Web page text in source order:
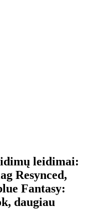
leidimai:
Resynced,
Fantasy:
daugiau